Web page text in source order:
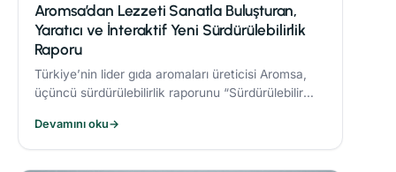
Aromsa’dan Lezzeti Sanatla Buluşturan,
Yaratıcı ve İnteraktif Yeni Sürdürülebilirlik
Raporu
Türkiye’nin lider gıda aromaları üreticisi Aromsa,
üçüncü sürdürülebilirlik raporunu “Sürdürülebilir
Devamını oku→